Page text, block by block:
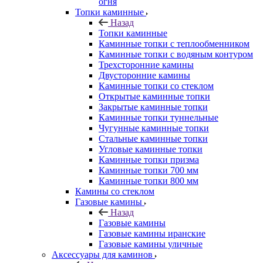
Топки каминные
Назад
Топки каминные
Каминные топки с теплообменником
Каминные топки с водяным контуром
Трехсторонние камины
Двусторонние камины
Каминные топки со стеклом
Открытые каминные топки
Закрытые каминные топки
Каминные топки туннельные
Чугунные каминные топки
Стальные каминные топки
Угловые каминные топки
Каминные топки призма
Каминные топки 700 мм
Каминные топки 800 мм
Камины со стеклом
Газовые камины
Назад
Газовые камины
Газовые камины иранские
Газовые камины уличные
Аксессуары для каминов